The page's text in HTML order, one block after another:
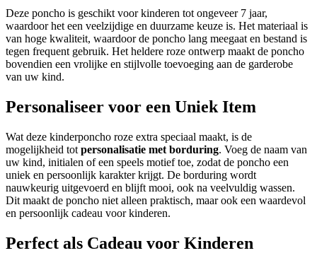
Deze poncho is geschikt voor kinderen tot ongeveer 7 jaar,
waardoor het een veelzijdige en duurzame keuze is. Het materiaal is
van hoge kwaliteit, waardoor de poncho lang meegaat en bestand is
tegen frequent gebruik. Het heldere roze ontwerp maakt de poncho
bovendien een vrolijke en stijlvolle toevoeging aan de garderobe
van uw kind.
Personaliseer voor een Uniek Item
Wat deze kinderponcho roze extra speciaal maakt, is de
mogelijkheid tot personalisatie met borduring. Voeg de naam van
uw kind, initialen of een speels motief toe, zodat de poncho een
uniek en persoonlijk karakter krijgt. De borduring wordt
nauwkeurig uitgevoerd en blijft mooi, ook na veelvuldig wassen.
Dit maakt de poncho niet alleen praktisch, maar ook een waardevol
en persoonlijk cadeau voor kinderen.
Perfect als Cadeau voor Kinderen